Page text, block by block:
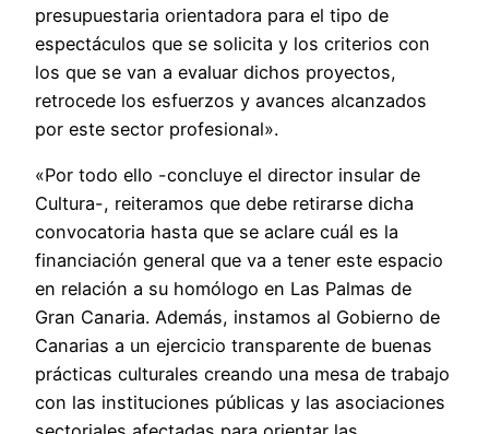
presupuestaria orientadora para el tipo de
espectáculos que se solicita y los criterios con
los que se van a evaluar dichos proyectos,
retrocede los esfuerzos y avances alcanzados
por este sector profesional».
«Por todo ello -concluye el director insular de
Cultura-, reiteramos que debe retirarse dicha
convocatoria hasta que se aclare cuál es la
financiación general que va a tener este espacio
en relación a su homólogo en Las Palmas de
Gran Canaria. Además, instamos al Gobierno de
Canarias a un ejercicio transparente de buenas
prácticas culturales creando una mesa de trabajo
con las instituciones públicas y las asociaciones